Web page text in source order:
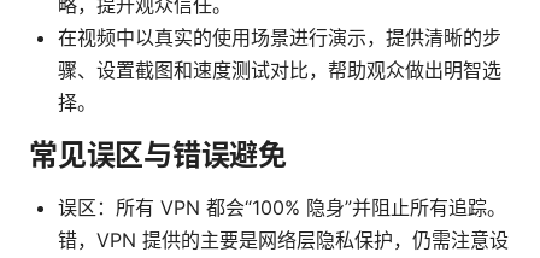
在视频中以真实的使用场景进行演示，提供清晰的步
骤、设置截图和速度测试对比，帮助观众做出明智选
择。
常见误区与错误避免
误区：所有 VPN 都会“100% 隐身”并阻止所有追踪。
错，VPN 提供的主要是网络层隐私保护，仍需注意设